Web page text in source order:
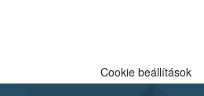
Cookie beállítások